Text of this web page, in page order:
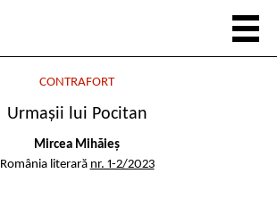
CONTRAFORT
Urmașii lui Pocitan
Mircea Mihăieș
România literară nr. 1-2/2023